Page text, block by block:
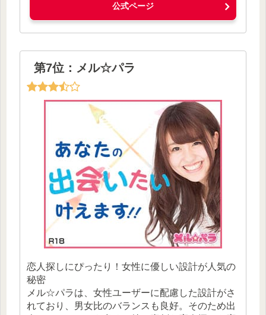
公式ページ
第7位：メル☆パラ
恋人探しにぴったり！女性に優しい設計が人気の
秘密
メル☆パラは、女性ユーザーに配慮した設計がさ
れており、男女比のバランスも良好。そのため出